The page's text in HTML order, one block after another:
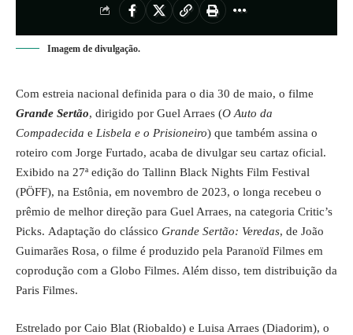
Imagem de divulgação.
Com estreia nacional definida para o dia 30 de maio, o filme
Grande Sertão, dirigido por Guel Arraes (O Auto da
Compadecida e Lisbela e o Prisioneiro) que também assina o
roteiro com Jorge Furtado, acaba de divulgar seu cartaz oficial.
Exibido na 27ª edição do Tallinn Black Nights Film Festival
(PÖFF), na Estônia, em novembro de 2023, o longa recebeu o
prêmio de melhor direção para Guel Arraes, na categoria Critic’s
Picks. Adaptação do clássico Grande Sertão: Veredas, de João
Guimarães Rosa, o filme é produzido pela Paranoïd Filmes em
coprodução com a Globo Filmes. Além disso, tem distribuição da
Paris Filmes.
Estrelado por Caio Blat (Riobaldo) e Luisa Arraes (Diadorim), o